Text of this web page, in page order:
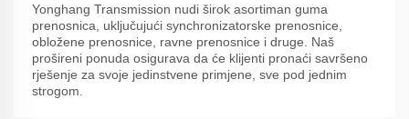
Yonghang Transmission nudi širok asortiman guma
prenosnica, uključujući synchronizatorske prenosnice,
obložene prenosnice, ravne prenosnice i druge. Naš
prošireni ponuda osigurava da će klijenti pronaći savršeno
rješenje za svoje jedinstvene primjene, sve pod jednim
strogom.